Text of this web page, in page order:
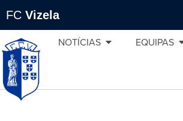
FC Vizela
NOTÍCIAS EQUIPAS